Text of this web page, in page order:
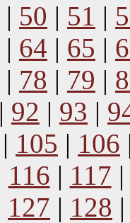
| 50 | 51 |
| 64 | 65 |
| 78 | 79 |
| 92 | 93 |
| 105 | 106
116 | 117
127 | 128